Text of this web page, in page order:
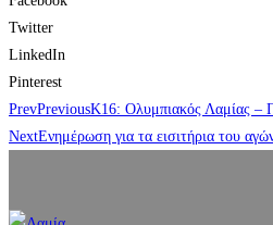
Twitter
LinkedIn
Pinterest
PrevPreviousΚ16: Ολυμπιακός Λαμίας –
NextΕνημέρωση για τα εισιτήρια του